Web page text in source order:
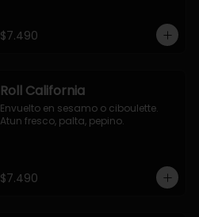
$7.490
Roll California
Envuelto en sesamo o ciboulette.
Atun fresco, palta, pepino.
$7.490